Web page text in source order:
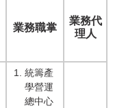
業務職掌
業務代
理人
統籌產
學營運
總中心